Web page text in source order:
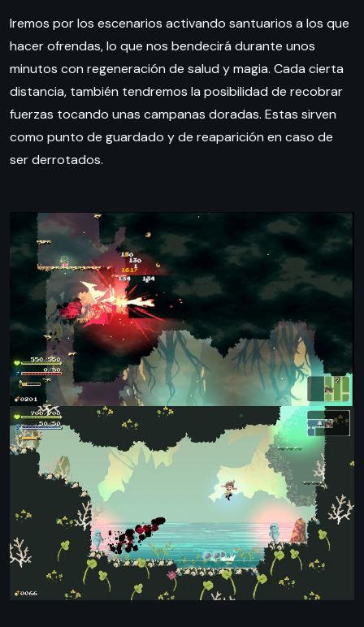
Iremos por los escenarios activando santuarios a los que
hacer ofrendas, lo que nos bendecirá durante unos
minutos con regeneración de salud y magia. Cada cierta
distancia, también tendremos la posibilidad de recobrar
fuerzas tocando unas campanas doradas. Estas sirven
como punto de guardado y de reaparición en caso de
ser derrotados.